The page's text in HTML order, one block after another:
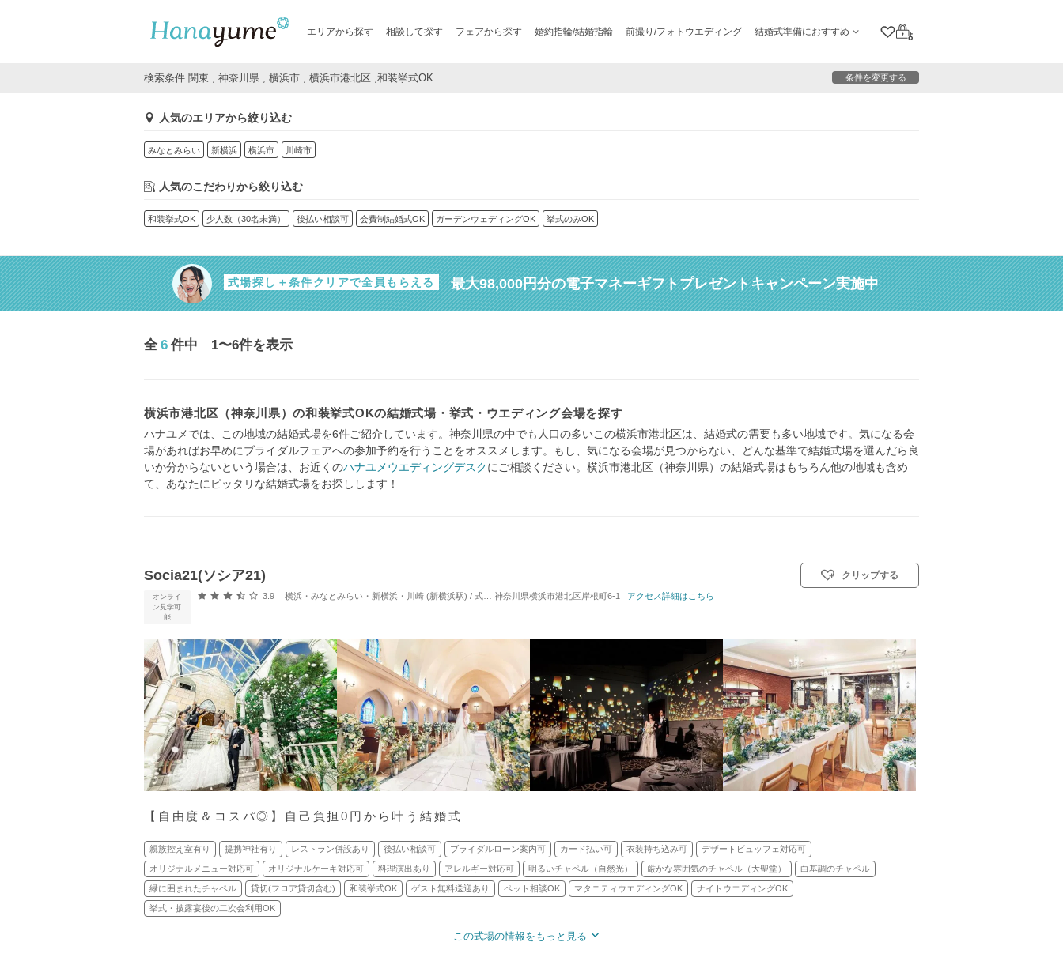
エリアから探す 相談して探す フェアから探す 婚約指輪/結婚指輪 前撮り/フォトウエディング 結婚式準備におすすめ
クリップリスト
ログイン
検索条件 関東 , 神奈川県 , 横浜市 , 横浜市港北区 ,和装挙式OK 条件を変更する
人気のエリアから絞り込む
みなとみらい 新横浜 横浜市 川崎市
人気のこだわりから絞り込む
和装挙式OK 少人数（30名未満） 後払い相談可 会費制結婚式OK ガーデンウェディングOK 挙式のみOK
式場探し＋条件クリアで全員もらえる 最大98,000円分の電子マネーギフトプレゼントキャンペーン実施中
全 6 件中 1〜6件を表示
横浜市港北区（神奈川県）の和装挙式OKの結婚式場・挙式・ウエディング会場を探す
ハナユメでは、この地域の結婚式場を6件ご紹介しています。神奈川県の中でも人口の多いこの横浜市港北区は、結婚式の需要も多い地域です。気になる会
場があればお早めにブライダルフェアへの参加予約を行うことをオススメします。もし、気になる会場が見つからない、どんな基準で結婚式場を選んだら良
いか分からないという場合は、お近くのハナユメウエディングデスクにご相談ください。横浜市港北区（神奈川県）の結婚式場はもちろん他の地域も含め
て、あなたにピッタリな結婚式場をお探しします！
Socia21(ソシア21)
オンライ
ン見学可
能
口コミ評価
3.9 横浜・みなとみらい・新横浜・川崎 (新横浜駅) / 式場・ゲストハウス 対応人数: 着席：30名 ～ 164名 挙式スタイル: 教会式(キリスト教式)／神前式／人前式／仏前式／和装人前式
神奈川県横浜市港北区岸根町6-1 アクセス詳細はこちら
クリップする
【自由度＆コスパ◎】自己負担0円から叶う結婚式
親族控え室有り 提携神社有り レストラン併設あり 後払い相談可 ブライダルローン案内可 カード払い可 衣装持ち込み可 デザートビュッフェ対応可
オリジナルメニュー対応可 オリジナルケーキ対応可 料理演出あり アレルギー対応可 明るいチャペル（自然光） 厳かな雰囲気のチャペル（大聖堂） 白基調のチャペル
緑に囲まれたチャペル 貸切(フロア貸切含む) 和装挙式OK ゲスト無料送迎あり ペット相談OK マタニティウエディングOK ナイトウエディングOK
挙式・披露宴後の二次会利用OK
この式場の情報をもっと見る